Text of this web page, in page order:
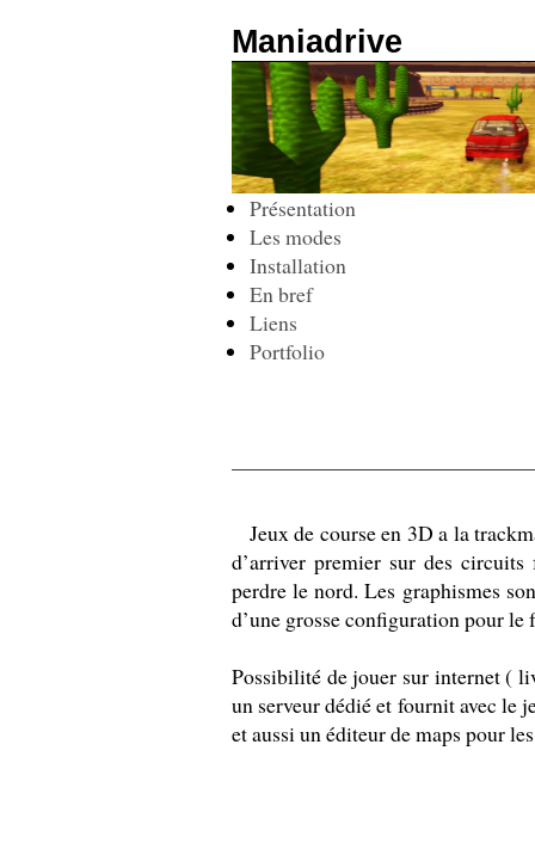
Maniadrive
Présentation
Les modes
Installation
En bref
Liens
Portfolio
Jeux de course en 3D a la
d’arriver premier sur des
perdre le nord. Les graphismes
d’une grosse configuration pour le
Possibilité de jouer sur internet (
un serveur dédié et fournit avec le
et aussi un éditeur de maps pour